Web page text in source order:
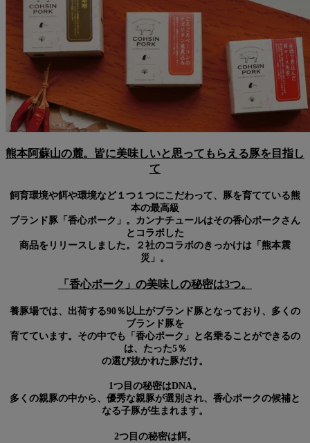
熊本阿蘇山の麓。皆に美味しいと思ってもらえる豚を目指し
て
飼育環境や餌や環境など１つ１つにこだわって、豚を育てている熊
本の最高級
ブランド豚「香心ポーク」。カンナチュールはその香心ポークさん
とコラボした
商品をリリースしました。２社のコラボのきっかけは「熊本震
災」。
「香心ポーク」の美味しの秘密は3つ。
養豚場では、出荷する90％以上がブランド豚となっており、多くの
ブランド豚を
育てています。その中でも「香心ポーク」と名乗ることができるの
は、たった5％
の選び抜かれた豚だけ。
1つ目の秘密はDNA。
多くの親豚の中から、優秀な親豚が選別され、香心ポークの候補と
なる子豚が生まれます。
2つ目の秘密は餌。